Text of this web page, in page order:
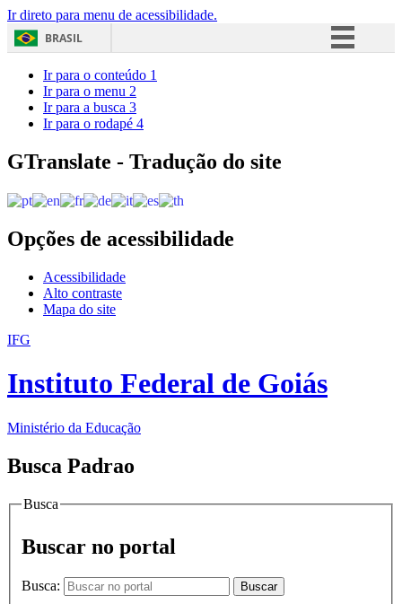
Ir direto para menu de acessibilidade.
BRASIL
Acesso à informação
Ir para o conteúdo 1
Ir para o menu 2
Ir para a busca 3
Ir para o rodapé 4
GTranslate - Tradução do site
Opções de acessibilidade
Acessibilidade
Alto contraste
Mapa do site
IFG
Instituto Federal de Goiás
Ministério da Educação
Busca Padrao
Busca
Buscar no portal
Busca: Buscar